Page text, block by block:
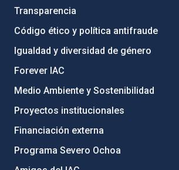
Transparencia
Código ético y política antifraude
Igualdad y diversidad de género
Forever IAC
Medio Ambiente y Sostenibilidad
Proyectos institucionales
Financiación externa
Programa Severo Ochoa